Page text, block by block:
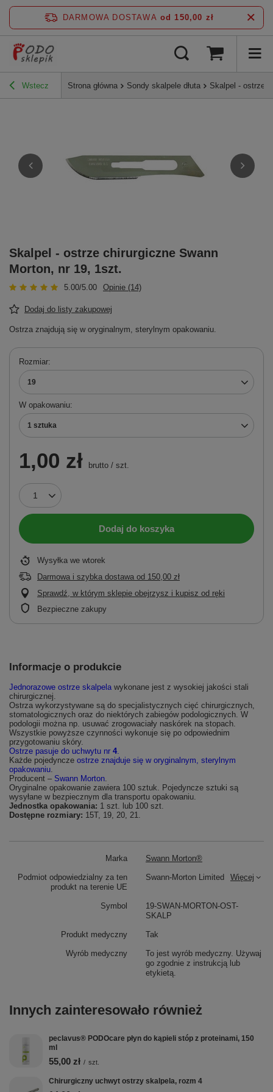
DARMOWA DOSTAWA od 150,00 zł
Wstecz Strona główna Sondy skalpele dłuta Skalpel - ostrze
Skalpel - ostrze chirurgiczne Swann
Morton, nr 19, 1szt.
5.00/5.00 Opinie (14)
Dodaj do listy zakupowej
Ostrza znajdują się w oryginalnym, sterylnym opakowaniu.
Rozmiar
19
W opakowaniu
1 sztuka
1,00 zł brutto / szt.
Dodaj do koszyka
Wysyłka we wtorek
Darmowa i szybka dostawa od 150,00 zł
Sprawdź, w którym sklepie obejrzysz i kupisz od ręki
Bezpieczne zakupy
Informacje o produkcie
Jednorazowe ostrze skalpela wykonane jest z wysokiej jakości stali
chirurgicznej.
Ostrza wykorzystywane są do specjalistycznych cięć chirurgicznych,
stomatologicznych oraz do niektórych zabiegów podologicznych. W
podologii można np. usuwać zrogowaciały naskórek na stopach.
Wszystkie powyższe czynności wykonuje się po odpowiednim
przygotowaniu skóry.
Ostrze pasuje do uchwytu nr 4.
Każde pojedyncze ostrze znajduje się w oryginalnym, sterylnym
opakowaniu.
Producent – Swann Morton.
Oryginalne opakowanie zawiera 100 sztuk. Pojedyncze sztuki są
wysyłane w bezpiecznym dla transportu opakowaniu.
Jednostka opakowania: 1 szt. lub 100 szt.
Dostępne rozmiary: 15T, 19, 20, 21.
Marka Swann Morton®
Podmiot odpowiedzialny za ten
produkt na terenie UE
Swann-Morton Limited Więcej
Symbol
19-SWAN-MORTON-OST-
SKALP
Produkt medyczny Tak
Wyrób medyczny
To jest wyrób medyczny. Używaj
go zgodnie z instrukcją lub
etykietą.
Innych zainteresowało również
peclavus® PODOcare płyn do kąpieli stóp z proteinami, 150
ml
55,00 zł / szt.
Chirurgiczny uchwyt ostrzy skalpela, rozm 4